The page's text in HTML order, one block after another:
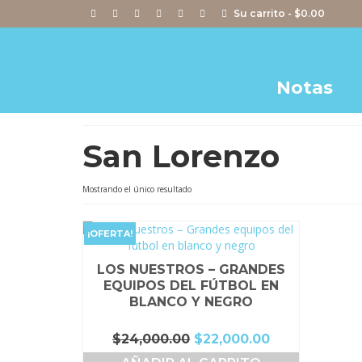
Su carrito - $0.00
Notas
San Lorenzo
Mostrando el único resultado
¡OFERTA!
LOS NUESTROS – GRANDES
EQUIPOS DEL FÚTBOL EN
BLANCO Y NEGRO
$24,000.00 El
precio
$22,000.00El
precio